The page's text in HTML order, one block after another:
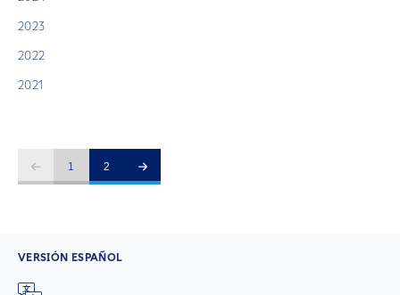
2023
2022
2021
1 2
VERSIÓN ESPAÑOL